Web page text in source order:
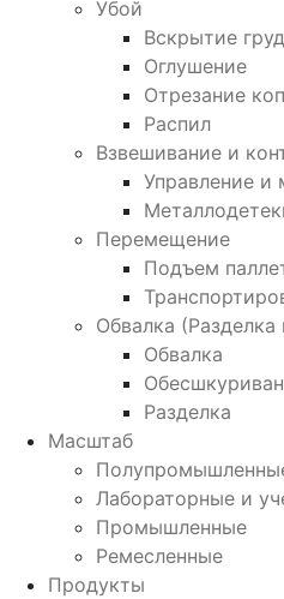
Убой
Вскрытие
Оглушение
Отрезание
Распил
Взвешивание и
Управление и
Перемещение
Подъем
Обвалка (Разделка
Обвалка
Разделка
Масштаб
Лабораторные и
Промышленные
Ремесленные
Продукты